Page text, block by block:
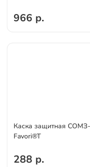
966 р.
Каска защитная
Favori®T
288 р.